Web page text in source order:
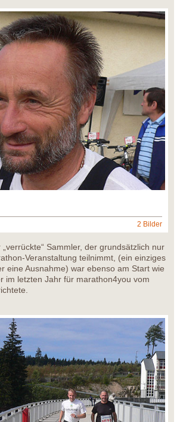
2 Bilder
Sammler, der grundsätzlich nur
Veranstaltung teilnimmt, (ein einziges
eine Ausnahme) war ebenso am Start wie
im letzten Jahr für marathon4you vom